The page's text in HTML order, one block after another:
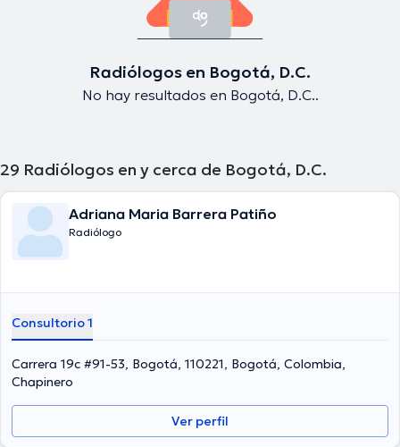
Radiólogos en Bogotá, D.C.
No hay resultados en Bogotá, D.C..
29 Radiólogos en y cerca de Bogotá, D.C.
Adriana Maria Barrera Patiño
Radiólogo
Consultorio 1
Carrera 19c #91-53, Bogotá, 110221, Bogotá, Colombia,
Chapinero
Ver perfil